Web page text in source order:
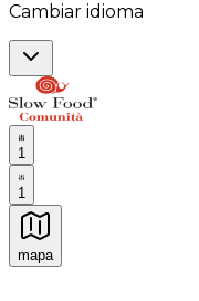
Cambiar idioma
1
1
mapa
Experiencias